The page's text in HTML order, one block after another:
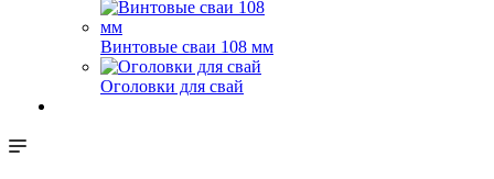
Винтовые сваи 108 мм
Оголовки для свай